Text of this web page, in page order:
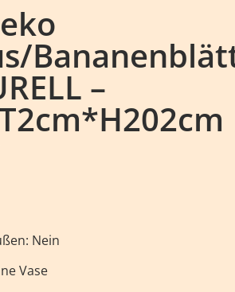
–
Nein
Vase